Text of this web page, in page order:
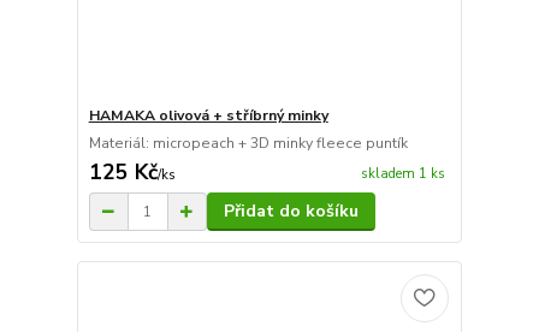
HAMAKA olivová + stříbrný minky
Materiál: micropeach + 3D minky fleece puntík
125 Kč/ks skladem 1 ks
Přidat do košíku